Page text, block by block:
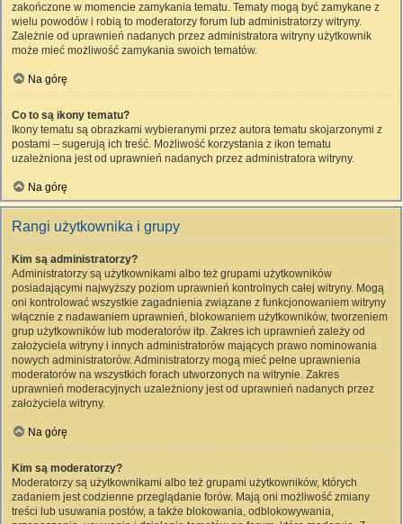
zakończone w momencie zamykania tematu. Tematy mogą być zamykane z
wielu powodów i robią to moderatorzy forum lub administratorzy witryny.
Zależnie od uprawnień nadanych przez administratora witryny użytkownik
może mieć możliwość zamykania swoich tematów.
Na górę
Co to są ikony tematu?
Ikony tematu są obrazkami wybieranymi przez autora tematu skojarzonymi z
postami – sugerują ich treść. Możliwość korzystania z ikon tematu
uzależniona jest od uprawnień nadanych przez administratora witryny.
Na górę
Rangi użytkownika i grupy
Kim są administratorzy?
Administratorzy są użytkownikami albo też grupami użytkowników
posiadającymi najwyższy poziom uprawnień kontrolnych całej witryny. Mogą
oni kontrolować wszystkie zagadnienia związane z funkcjonowaniem witryny
włącznie z nadawaniem uprawnień, blokowaniem użytkowników, tworzeniem
grup użytkowników lub moderatorów itp. Zakres ich uprawnień zależy od
założyciela witryny i innych administratorów mających prawo nominowania
nowych administratorów. Administratorzy mogą mieć pełne uprawnienia
moderatorów na wszystkich forach utworzonych na witrynie. Zakres
uprawnień moderacyjnych uzależniony jest od uprawnień nadanych przez
założyciela witryny.
Na górę
Kim są moderatorzy?
Moderatorzy są użytkownikami albo też grupami użytkowników, których
zadaniem jest codzienne przeglądanie forów. Mają oni możliwość zmiany
treści lub usuwania postów, a także blokowania, odblokowywania,